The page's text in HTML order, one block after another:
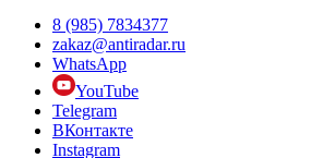
8 (985) 7834377
zakaz@antiradar.ru
WhatsApp
YouTube
Telegram
ВКонтакте
Instagram